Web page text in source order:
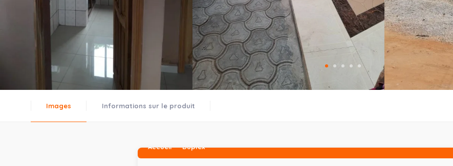
Images Informations sur le produit
Accueil Duplex